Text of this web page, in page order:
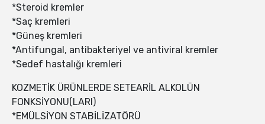
*Steroid kremler
*Saç kremleri
*Güneş kremleri
*Antifungal, antibakteriyel ve antiviral kremler
*Sedef hastalığı kremleri
KOZMETİK ÜRÜNLERDE SETEARİL ALKOLÜN
FONKSİYONU(LARI)
*EMÜLSİYON STABİLİZATÖRÜ